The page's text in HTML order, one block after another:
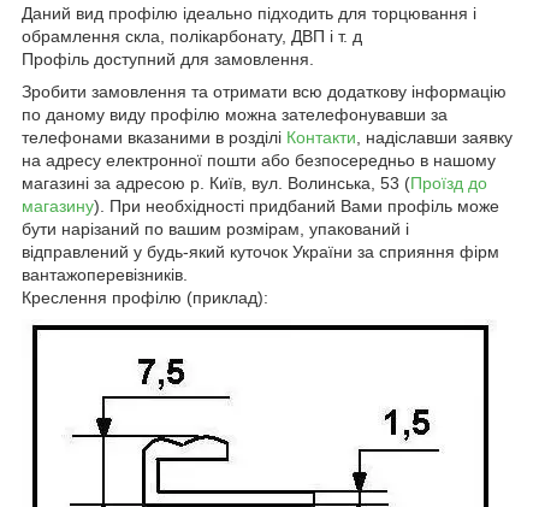
Даний вид профілю ідеально підходить для торцювання і
обрамлення скла, полікарбонату, ДВП і т. д
Профіль доступний для замовлення.
Зробити замовлення та отримати всю додаткову інформацію
по даному виду профілю можна зателефонувавши за
телефонами вказаними в розділі Контакти , надіславши заявку
на адресу електронної пошти або безпосередньо в нашому
магазині за адресою р. Київ, вул. Волинська, 53 (Проїзд до
магазину). При необхідності придбаний Вами профіль може
бути нарізаний по вашим розмірам, упакований і
відправлений у будь-який куточок України за сприяння фірм
вантажоперевізників.
Креслення профілю (приклад):